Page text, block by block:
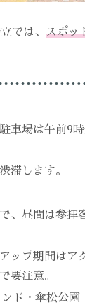
では、 スポッ
車場は午前9
滞します。
、昼間は参拝
ップ期間はア
要注意。
ド・傘松公園